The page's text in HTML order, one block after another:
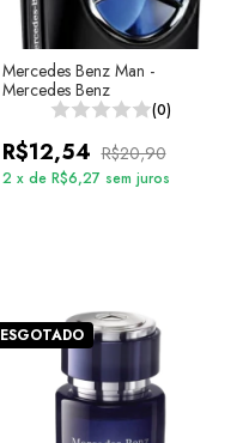
Mercedes Benz Man -
Mercedes Benz
(0)
R$12,54 R$20,90
2 x de R$6,27 sem juros
ESGOTADO